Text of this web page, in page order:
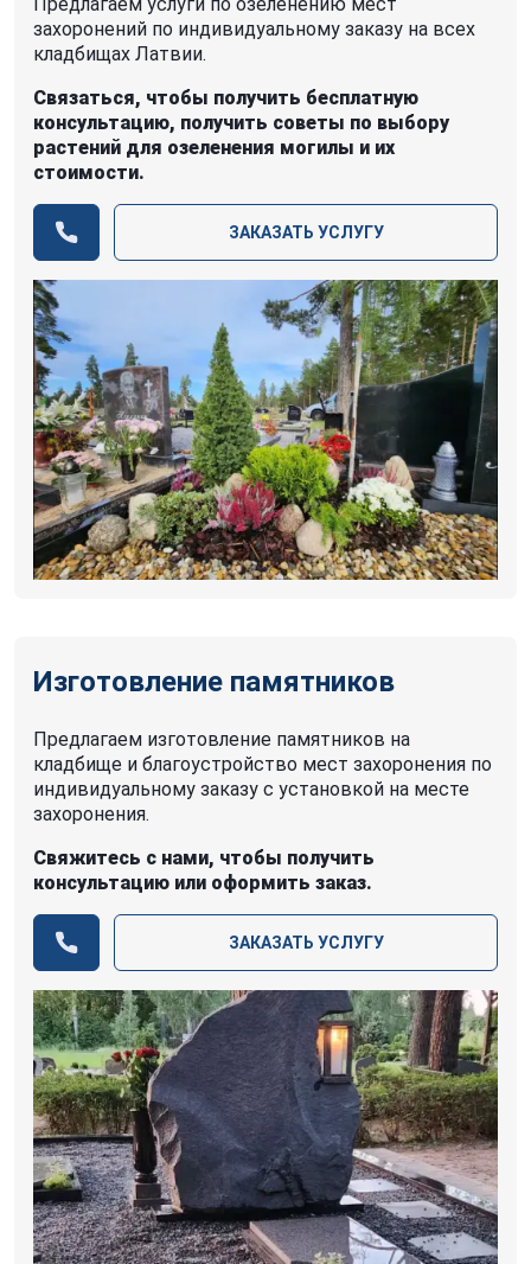
захоронений по индивидуальному заказу на всех
кладбищах Латвии.
Связаться, чтобы получить бесплатную
консультацию, получить советы по выбору
растений для озеленения могилы и их
стоимости.
ЗАКАЗАТЬ УСЛУГУ
Изготовление памятников
Предлагаем изготовление памятников на
кладбище и благоустройство мест захоронения по
индивидуальному заказу с установкой на месте
захоронения.
Свяжитесь с нами, чтобы получить
консультацию или оформить заказ.
ЗАКАЗАТЬ УСЛУГУ